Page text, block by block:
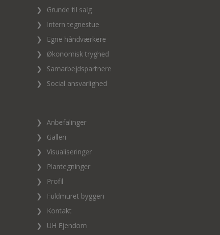
❯
Grunde til salg
❯
Intern tegnestue
❯
Egne håndværkere
❯
Økonomisk tryghed
❯
Samarbejdspartnere
❯
Social ansvarlighed
❯ Anbefalinger
❯
Galleri
❯ Visualiseringer
❯
Plantegninger
❯
Profil
❯
Fuldmuret byggeri
❯
Kontakt
❯
UH Ejendom